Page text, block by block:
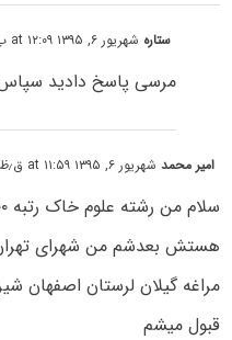
ستاره شهریور ۶, ۱۳۹۵ at ۱۲:۰۹ ب٫ظ
مرسی پاسخ دادید سپاس
امیر محمدشهریور ۶, ۱۳۹۵ at ۱۱:۵۹ ق٫ظ
هستش بعدشم من شهرای تهران
مراغه گیلان لرستان اصفهان
قبول میشم